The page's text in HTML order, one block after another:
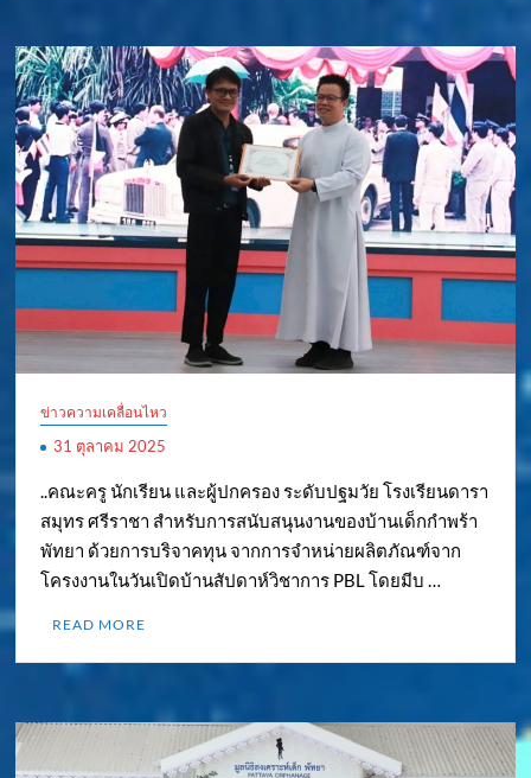
ข่าวความเคลื่อนไหว
31 ตุลาคม 2025
..คณะครู นักเรียน และผู้ปกครอง ระดับปฐมวัย โรงเรียนดารา
สมุทร ศรีราชา สำหรับการสนับสนุนงานของบ้านเด็กกำพร้า
พัทยา ด้วยการบริจาคทุน จากการจำหน่ายผลิตภัณฑ์จาก
โครงงานในวันเปิดบ้านสัปดาห์วิชาการ PBL โดยมีบ …
READ MORE